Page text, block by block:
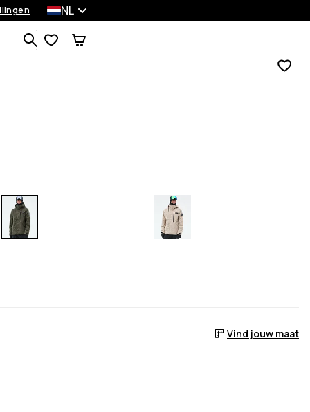
NL
Zoek in 1 000+ producten
Vind jouw maat
is
het weer op voorraad is
wanneer het weer op voorraad is